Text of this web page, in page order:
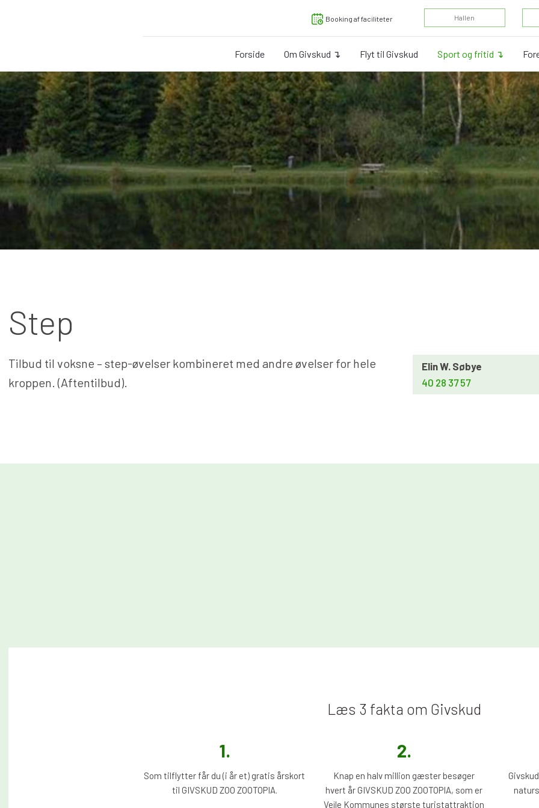
Booking af faciliteter ​Hallen
Forside Om Givskud ↴ Flyt til Givskud Sport og fritid ↴
Step
Tilbud til voksne – step-øvelser kombineret med andre øvelser for hele
kroppen. (Aftentilbud).
Elin W. Søbye
40 28 37 57
Læs 3 fakta om Givskud
1.​
Som tilflytter får du (i år et) gratis årskort
til GIVSKUD ZOO ZOOTOPIA.
2.​
Knap en halv million gæster besøger
hvert år GIVSKUD ZOO ZOOTOPIA, som er
Vejle Kommunes største turistattraktion